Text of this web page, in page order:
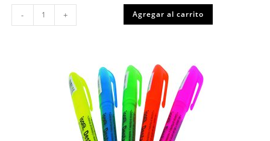
Sobre
de
cartulina
- + Agregar al carrito